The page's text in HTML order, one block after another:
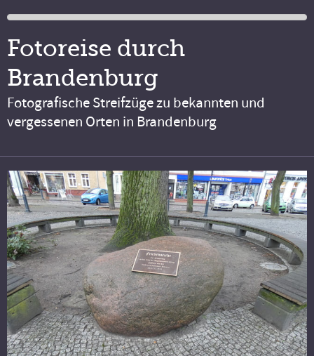
Fotoreise durch
Brandenburg
Fotografische Streifzüge zu bekannten und
vergessenen Orten in Brandenburg